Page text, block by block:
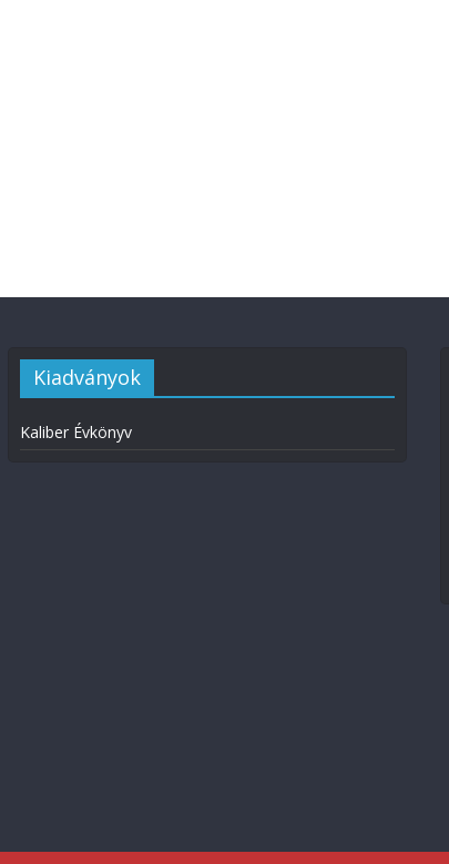
Kiadványok
Kaliber Évkönyv